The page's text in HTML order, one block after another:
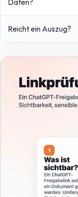
Daten?
Reicht ein Auszug?